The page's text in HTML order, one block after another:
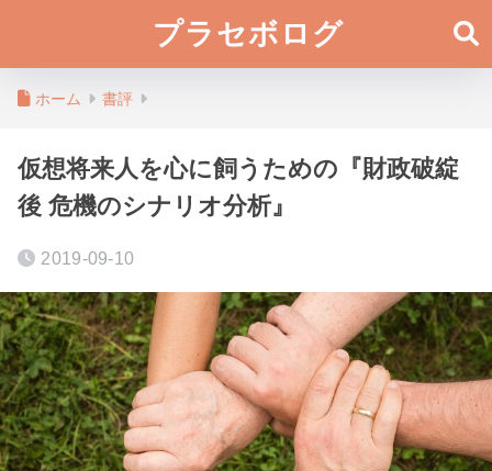
プラセボログ
ホーム 書評
仮想将来人を心に飼うための『財政破綻
後 危機のシナリオ分析』
2019-09-10